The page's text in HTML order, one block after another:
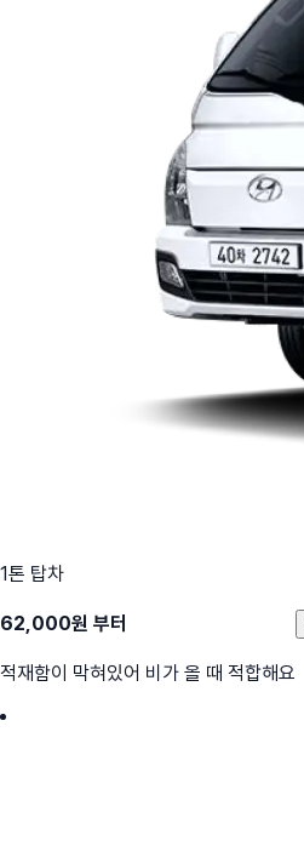
1톤 탑차
62,000원 부터
적재함이 막혀있어 비가 올 때 적합해요